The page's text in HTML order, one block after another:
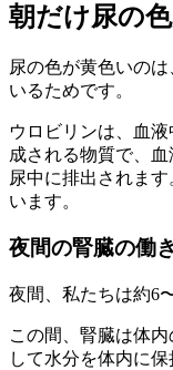
朝だけ尿の
尿の色が黄色いの
いるためです。
ウロビリンは、血
成される物質で、
尿中に排出されま
います。
夜間の腎臓の働
夜間、私たちは約6
この間、腎臓は体
して水分を体内に